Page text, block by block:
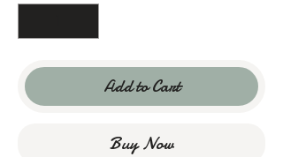
Add to Cart
Buy Now